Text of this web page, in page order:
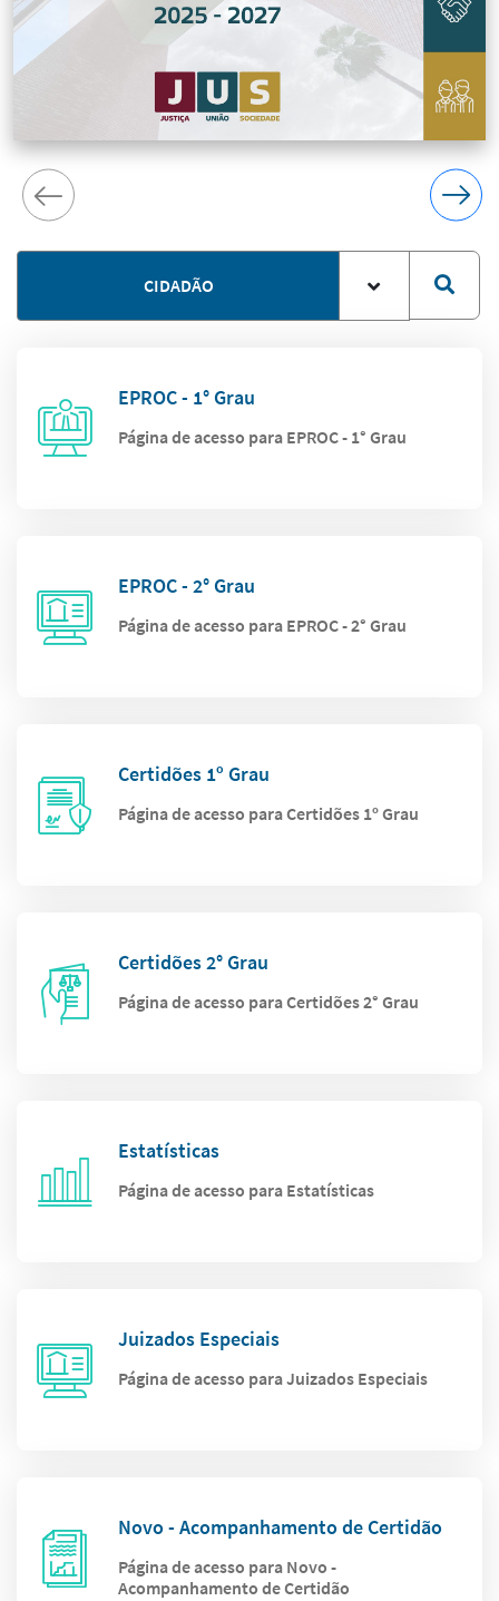
CIDADÃO
EPROC - 1° Grau
Página de acesso para EPROC - 1° Grau
EPROC - 2° Grau
Página de acesso para EPROC - 2° Grau
Certidões 1º Grau
Página de acesso para Certidões 1º Grau
Certidões 2° Grau
Página de acesso para Certidões 2° Grau
Estatísticas
Página de acesso para Estatísticas
Juizados Especiais
Página de acesso para Juizados Especiais
Novo - Acompanhamento de Certidão
Página de acesso para Novo -
Acompanhamento de Certidão